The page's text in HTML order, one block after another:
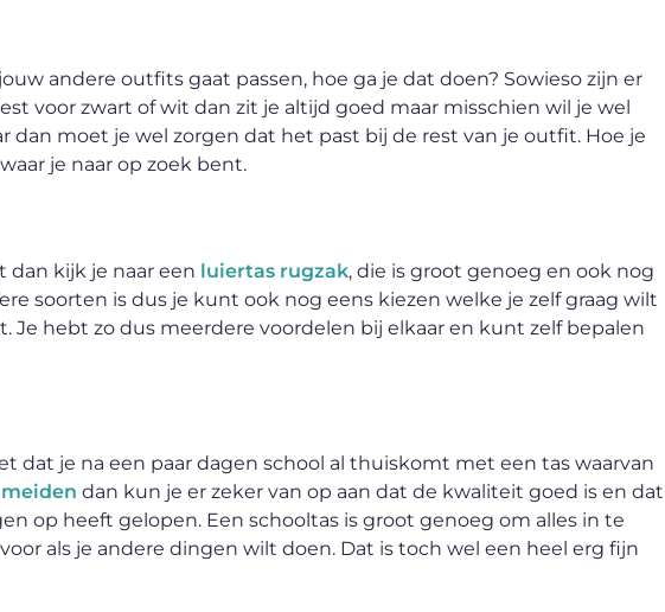
andere outfits gaat passen, hoe ga je dat doen? Sowieso zijn er
voor zwart of wit dan zit je altijd goed maar misschien wil je wel
dan moet je wel zorgen dat het past bij de rest van je outfit. Hoe je
je naar op zoek bent.
dan kijk je naar een luiertas rugzak, die is groot genoeg en ook nog
soorten is dus je kunt ook nog eens kiezen welke je zelf graag wilt
hebt zo dus meerdere voordelen bij elkaar en kunt zelf bepalen
dat je na een paar dagen school al thuiskomt met een tas waarvan
dan kun je er zeker van op aan dat de kwaliteit goed is en dat
op heeft gelopen. Een schooltas is groot genoeg om alles in te
als je andere dingen wilt doen. Dat is toch wel een heel erg fijn